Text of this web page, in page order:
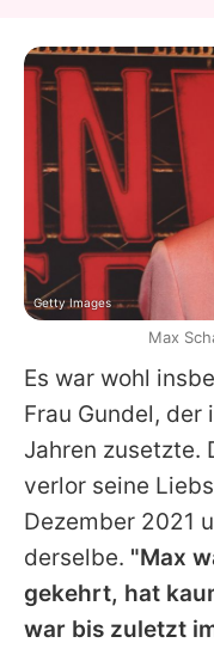
Es war wohl
Frau Gundel, der
Jahren zusetzte.
verlor seine
Dezember 2021
derselbe. "Max
gekehrt, hat
war bis zuletzt
Getty Images
Max